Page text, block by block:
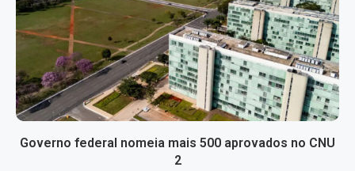
Governo federal nomeia mais 500 aprovados no CNU
2